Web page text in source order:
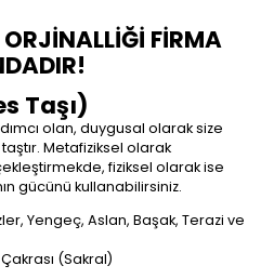
FİRMA
Taşı)
olan, duygusal olarak size
Metafiziksel olarak
fiziksel olarak ise
gücünü kullanabilirsiniz.
Yengeç, Aslan, Başak, Terazi ve
Çakrası (Sakral)